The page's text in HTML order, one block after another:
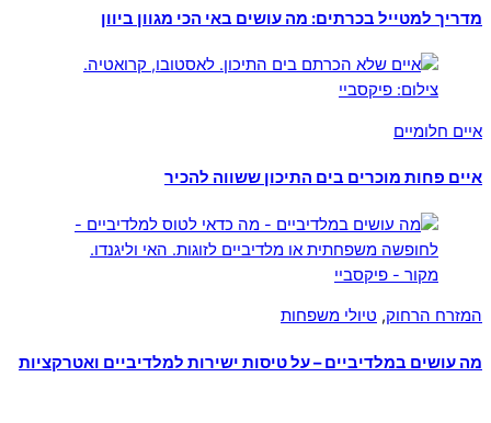
מדריך למטייל בכרתים: מה עושים באי הכי מגוון ביוון
איים חלומיים
איים פחות מוכרים בים התיכון ששווה להכיר
המזרח הרחוק, טיולי משפחות
מה עושים במלדיביים – על טיסות ישירות למלדיביים ואטרקציות